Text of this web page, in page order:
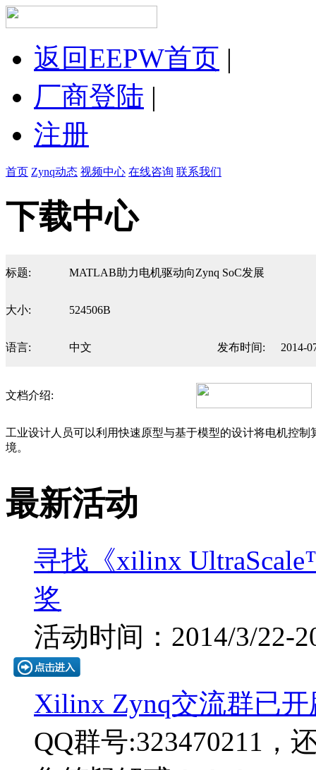
返回EEPW首页 |
厂商登陆 |
注册
首页 Zynq动态 视频中心 在线咨询 联系我们
下载中心
标题: MATLAB助力电机驱动向Zynq SoC发展
大小: 524506B
语言: 中文 发布时间: 2014-
文档介绍:
工业设计人员可以利用快速原型与基于模型的设计将电机控制
境。
最新活动
寻找《xilinx
奖
活动时间：2014/3/22-
Xilinx Zynq交流群已开
QQ群号:323470211，